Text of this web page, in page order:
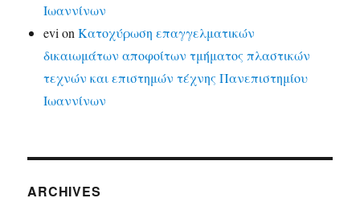
Ιωαννίνων
evi onΚατοχύρωση επαγγελματικών
δικαιωμάτων αποφοίτων τμήματος πλαστικών
τεχνών και επιστημών τέχνης Πανεπιστημίου
Ιωαννίνων
ARCHIVES